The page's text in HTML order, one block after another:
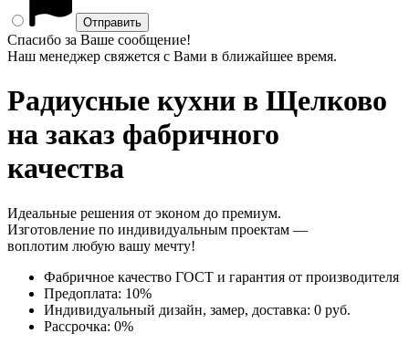
Спасибо за Ваше сообщение!
Наш менеджер свяжется с Вами в ближайшее время.
Радиусные кухни в Щелково
на заказ фабричного
качества
Идеальные решения от эконом до премиум.
Изготовление по индивидуальным проектам —
воплотим любую вашу мечту!
Фабричное качество ГОСТ и гарантия от производителя
Предоплата: 10%
Индивидуальный дизайн, замер, доставка: 0 руб.
Рассрочка: 0%